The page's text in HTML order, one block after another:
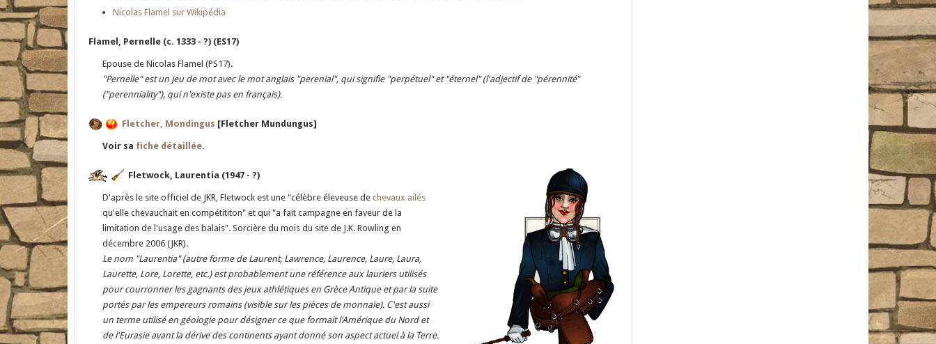
Nicolas Flamel sur Wikipédia
Flamel, Pernelle (c. 1333 - ?) (ES17)
Epouse de Nicolas Flamel (PS17).
"Pernelle" est un jeu de mot avec le mot anglais "perenial", qui signifie "perpétuel" et "éternel" (l'adjectif de "pérennité"
("perenniality"), qui n'existe pas en français).
Fletcher, Mondingus [Fletcher Mundungus]
Voir sa fiche détaillée.
Fletwock, Laurentia (1947 - ?)
D'après le site officiel de JKR, Fletwock est une "célèbre éleveuse de chevaux ailés
qu'elle chevauchait en compétititon" et qui "a fait campagne en faveur de la
limitation de l'usage des balais". Sorcière du mois du site de J.K. Rowling en
décembre 2006 (JKR).
Le nom "Laurentia" (autre forme de Laurent, Lawrence, Laurence, Laure, Laura,
Laurette, Lore, Lorette, etc.) est probablement une référence aux lauriers utilisés
pour courronner les gagnants des jeux athlétiques en Grèce Antique et par la suite
portés par les empereurs romains (visible sur les pièces de monnaie). C'est aussi
un terme utilisé en géologie pour désigner ce que formait l'Amérique du Nord et
de l'Eurasie avant la dérive des continents ayant donné son aspect actuel à la Terre.